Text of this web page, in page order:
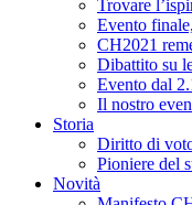
Trovare
Evento
CH2021
Dibattito su
Evento dal
Il nostro
Storia
Diritto di
Pioniere del
Novità